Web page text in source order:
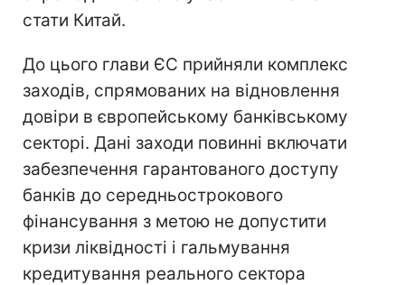
стати Китай.
До цього глави ЄС прийняли комплекс
заходів, спрямованих на відновлення
довіри в європейському банківському
секторі. Дані заходи повинні включати
забезпечення гарантованого доступу
банків до середньострокового
фінансування з метою не допустити
кризи ліквідності і гальмування
кредитування реального сектора